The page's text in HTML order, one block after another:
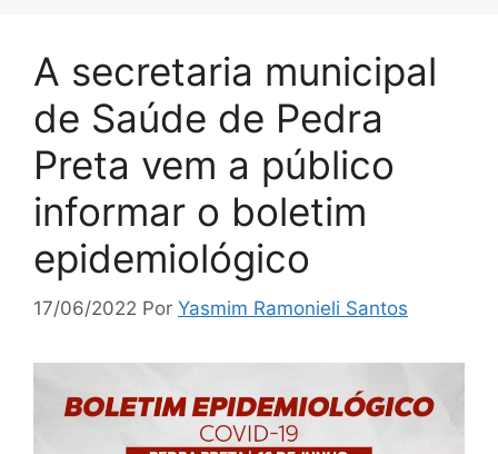
A secretaria municipal
de Saúde de Pedra
Preta vem a público
informar o boletim
epidemiológico
17/06/2022 Por Yasmim Ramonieli Santos